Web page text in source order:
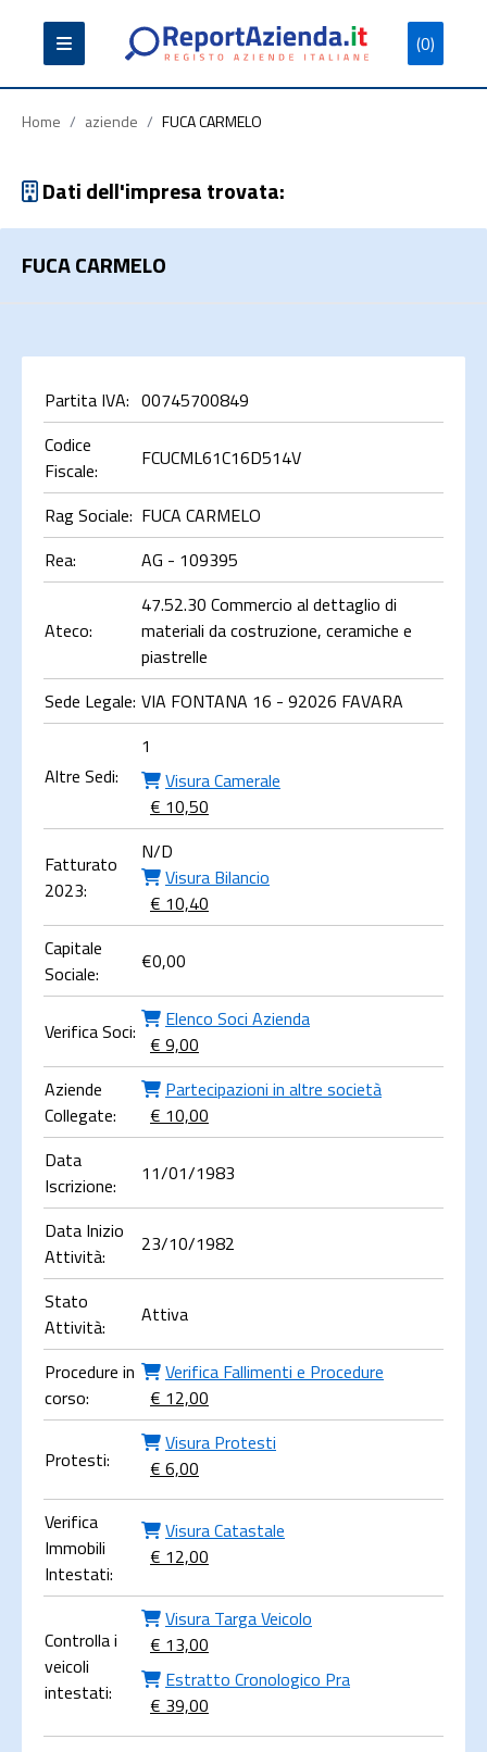
(0)
Partita
Iva
Codice
Fiscale
Ragione
Sociale
Cerca
Home / aziende / FUCA CARMELO
Dati dell'impresa trovata:
FUCA CARMELO
Partita IVA: 00745700849
Codice
Fiscale:
FCUCML61C16D514V
Rag Sociale: FUCA CARMELO
Rea:
AG - 109395
Ateco:
47.52.30 Commercio al dettaglio di
materiali da costruzione, ceramiche e
piastrelle
Sede Legale: VIA FONTANA 16 - 92026 FAVARA
Altre Sedi:
1
Visura Camerale
€ 10,50
Fatturato
2023:
N/D
Visura Bilancio
€ 10,40
Capitale
Sociale:
€0,00
Verifica Soci:
Elenco Soci Azienda
€ 9,00
Aziende
Collegate:
Partecipazioni in altre società
€ 10,00
Data
Iscrizione:
11/01/1983
Data Inizio
Attività:
23/10/1982
Stato
Attività:
Attiva
Procedure in
corso:
Verifica Fallimenti e Procedure
€ 12,00
Protesti:
Visura Protesti
€ 6,00
Verifica
Immobili
Intestati:
Visura Catastale
€ 12,00
Controlla i
veicoli
intestati:
Visura Targa Veicolo
€ 13,00
Estratto Cronologico Pra
€ 39,00